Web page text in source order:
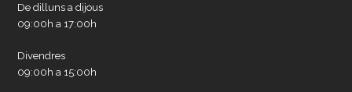
De dilluns a dijous
09:00h a 17:00h
Divendres
09:00h a 15:00h